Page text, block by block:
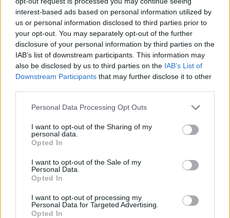
interest-based ads based on personal information utilized by
us or personal information disclosed to third parties prior to
your opt-out. You may separately opt-out of the further
disclosure of your personal information by third parties on the
IAB’s list of downstream participants. This information may
also be disclosed by us to third parties on the IAB’s List of
Downstream Participants that may further disclose it to other
Personal Data Processing Opt Outs
I want to opt-out of the Sharing of my
personal data.
Opted In
I want to opt-out of the Sale of my
Personal Data.
Opted In
I want to opt-out of processing my
Personal Data for Targeted Advertising.
Opted In
T. Barnett: Gyilkosság a Garda-tónál 12.
T. szereti a fiatal lányokat 13. rész
Minka 10. rész
Máltai kaland 7.